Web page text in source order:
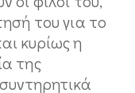
του για το
κυρίως η
της